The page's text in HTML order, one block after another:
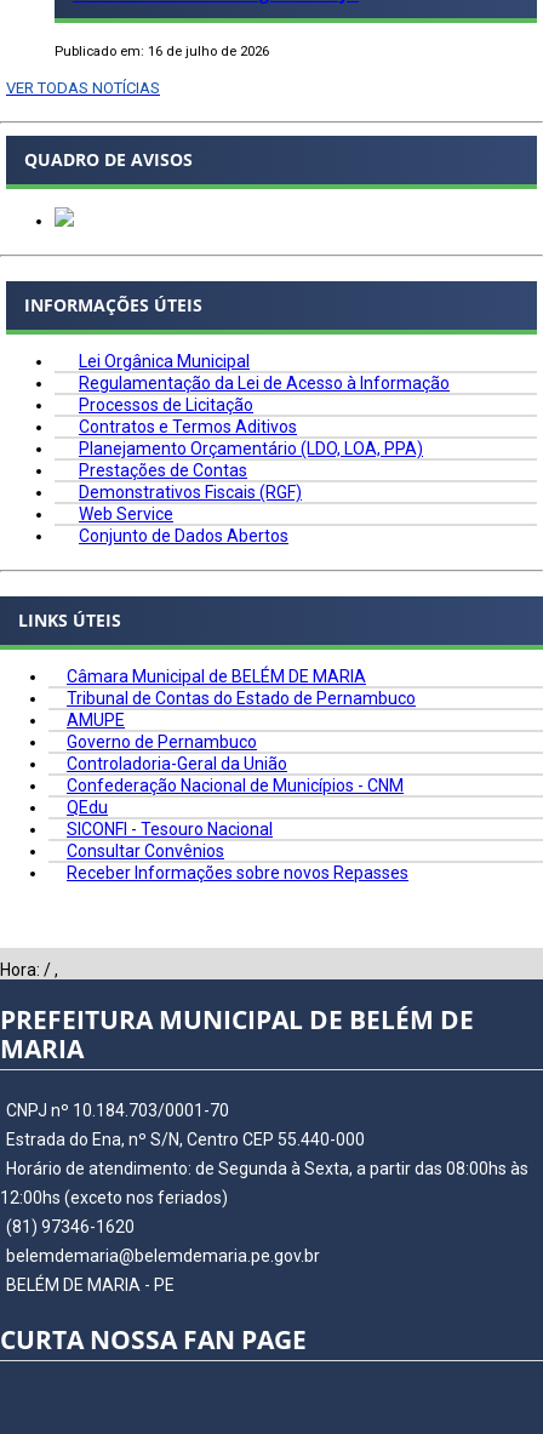
Publicado em: 16 de julho de 2026
VER TODAS NOTÍCIAS
QUADRO DE AVISOS
INFORMAÇÕES ÚTEIS
Lei Orgânica Municipal
Regulamentação da Lei de Acesso à Informação
Processos de Licitação
Contratos e Termos Aditivos
Planejamento Orçamentário (LDO, LOA, PPA)
Prestações de Contas
Demonstrativos Fiscais (RGF)
Web Service
Conjunto de Dados Abertos
LINKS ÚTEIS
Câmara Municipal de BELÉM DE MARIA
Tribunal de Contas do Estado de Pernambuco
AMUPE
Governo de Pernambuco
Controladoria-Geral da União
Confederação Nacional de Municípios - CNM
QEdu
SICONFI - Tesouro Nacional
Consultar Convênios
Receber Informações sobre novos Repasses
Hora: /,
PREFEITURA MUNICIPAL DE BELÉM DE
MARIA
CNPJ nº 10.184.703/0001-70
Estrada do Ena, nº S/N, Centro CEP 55.440-000
Horário de atendimento: de Segunda à Sexta, a partir das 08:00hs às
12:00hs (exceto nos feriados)
(81) 97346-1620
belemdemaria@belemdemaria.pe.gov.br
BELÉM DE MARIA - PE
CURTA NOSSA FAN PAGE